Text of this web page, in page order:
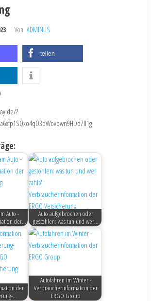
Von ADMINUS
teilen
?
Auto -
der…
Auto aufgebrochen oder
gestohlen: was tun und wer…
der
…
Autofahren im Winter -
Verbraucherinformation der
ERGO Group